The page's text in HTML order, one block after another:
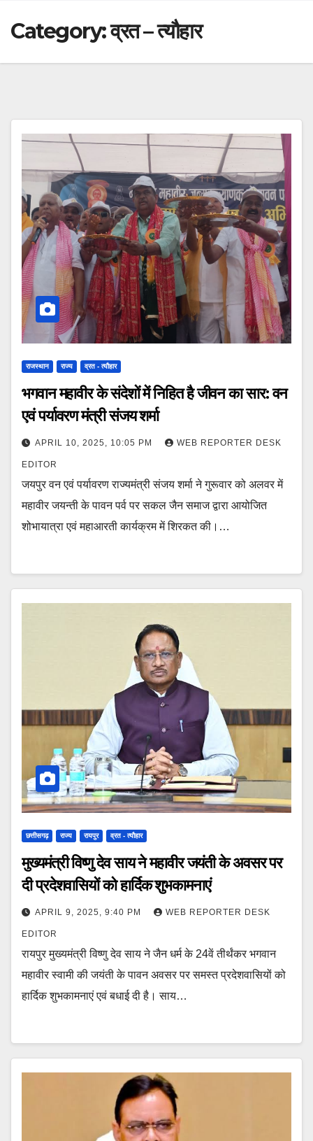
Category:व्रत – त्यौहार
राजस्थान राज्य व्रत - त्यौहार
भगवान महावीर के संदेशों में निहित है जीवन का सार: वन
एवं पर्यावरण मंत्री संजय शर्मा
APRIL 10, 2025, 10:05 PM WEB REPORTER DESK
EDITOR
जयपुर वन एवं पर्यावरण राज्यमंत्री संजय शर्मा ने गुरूवार को अलवर में
महावीर जयन्ती के पावन पर्व पर सकल जैन समाज द्वारा आयोजित
शोभायात्रा एवं महाआरती कार्यक्रम में शिरकत की।…
छत्तीसगढ़ राज्य रायपुर व्रत - त्यौहार
मुख्यमंत्री विष्णु देव साय ने महावीर जयंती के अवसर पर
दी प्रदेशवासियों को हार्दिक शुभकामनाएं
APRIL 9, 2025, 9:40 PM WEB REPORTER DESK
EDITOR
रायपुर मुख्यमंत्री विष्णु देव साय ने जैन धर्म के 24वें तीर्थंकर भगवान
महावीर स्वामी की जयंती के पावन अवसर पर समस्त प्रदेशवासियों को
हार्दिक शुभकामनाएं एवं बधाई दी है। साय…